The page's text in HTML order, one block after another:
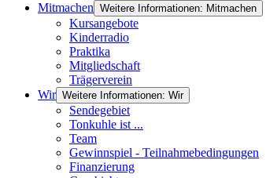
Mitmachen Weitere Informationen: Mitmachen
Kursangebote
Kinderradio
Praktika
Mitgliedschaft
Trägerverein
Wir Weitere Informationen: Wir
Sendegebiet
Tonkuhle ist ...
Team
Gewinnspiel - Teilnahmebedingungen
Finanzierung